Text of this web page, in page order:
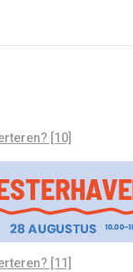
[10]
[11]